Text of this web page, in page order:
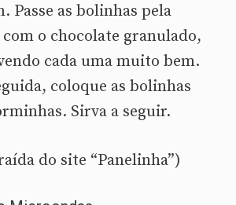
Passe as bolinhas pela
o chocolate granulado,
cada uma muito bem.
coloque as bolinhas
Sirva a seguir.
do site “Panelinha”)